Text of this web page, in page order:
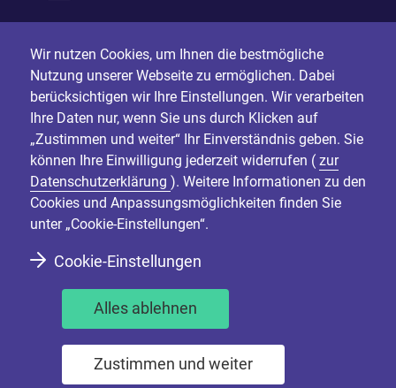
Wir nutzen Cookies, um Ihnen die bestmögliche
Nutzung unserer Webseite zu ermöglichen. Dabei
berücksichtigen wir Ihre Einstellungen. Wir verarbeiten
Ihre Daten nur, wenn Sie uns durch Klicken auf
„Zustimmen und weiter“ Ihr Einverständnis geben. Sie
können Ihre Einwilligung jederzeit widerrufen ( zur
Datenschutzerklärung ). Weitere Informationen zu den
Cookies und Anpassungsmöglichkeiten finden Sie
unter „Cookie-Einstellungen“.
Cookie-Einstellungen
Alles ablehnen
Zustimmen und weiter